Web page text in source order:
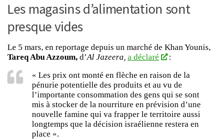
Les magasins d’alimentation sont
presque vides
Le 5 mars, en reportage depuis un marché de Khan Younis,
Tareq Abu Azzoum, d’Al Jazeera, a déclaré
:
« Les prix ont monté en flèche en raison de la
pénurie potentielle des produits et au vu de
l’importante consommation des gens qui se sont
mis à stocker de la nourriture en prévision d’une
nouvelle famine qui va frapper le territoire aussi
longtemps que la décision israélienne restera en
place ».